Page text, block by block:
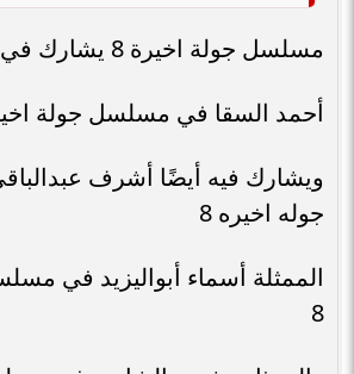
مسلسل جولة اخيرة 8 يشارك في بطولته كلا من
أحمد السقا في مسلسل جولة
ويشارك فيه أيضًا أشرف
جوله اخيره 8
الممثلة أسماء أبواليزيد في
8